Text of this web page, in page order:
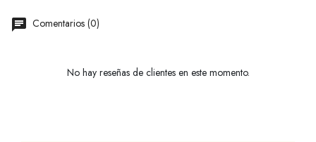
Comentarios (0)
No hay reseñas de clientes en este momento.